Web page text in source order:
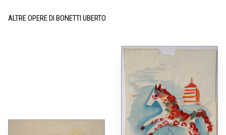
ALTRE OPERE DI BONETTI UBERTO